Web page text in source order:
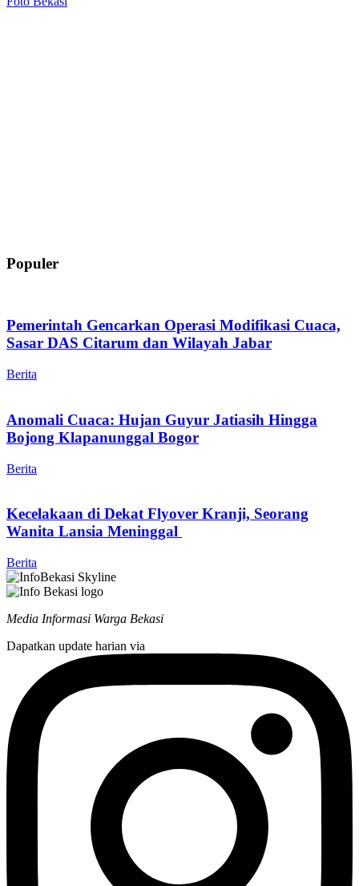
Populer
Pemerintah Gencarkan Operasi Modifikasi Cuaca,
Sasar DAS Citarum dan Wilayah Jabar
Berita
Anomali Cuaca: Hujan Guyur Jatiasih Hingga
Bojong Klapanunggal Bogor
Berita
Kecelakaan di Dekat Flyover Kranji, Seorang
Wanita Lansia Meninggal
Berita
Media Informasi Warga Bekasi
Dapatkan update harian via